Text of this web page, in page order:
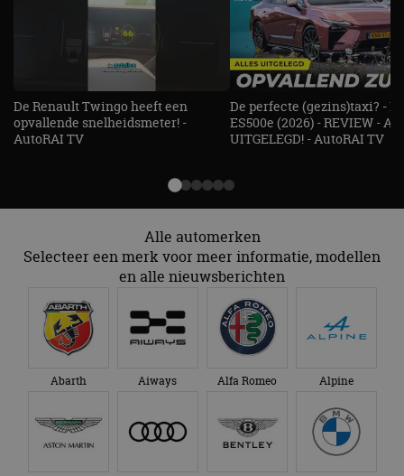
De Renault Twingo heeft een
opvallende snelheidsmeter! -
AutoRAI TV
De perfecte (gezins)taxi? -
ES500e (2026) - REVIEW -
UITGELEGD! - AutoRAI TV
Alle automerken
Selecteer een merk voor meer informatie, modellen
en alle nieuwsberichten
Abarth Aiways Alfa Romeo Alpine